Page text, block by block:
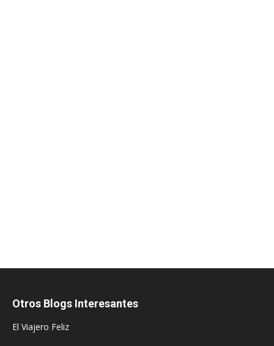
Otros Blogs Interesantes
El Viajero Feliz